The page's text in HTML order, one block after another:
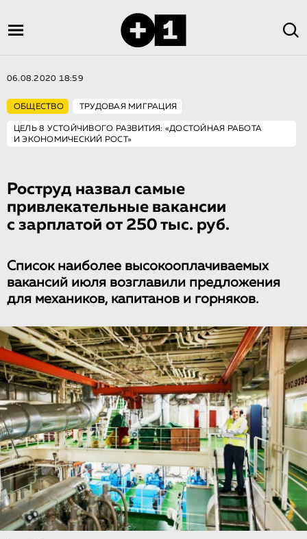
06.08.2020 18:59
ОБЩЕСТВО ТРУДОВАЯ МИГРАЦИЯ
ЦЕЛЬ 8 УСТОЙЧИВОГО РАЗВИТИЯ: «ДОСТОЙНАЯ РАБОТА
И ЭКОНОМИЧЕСКИЙ РОСТ»
Роструд назвал самые
привлекательные вакансии
с зарплатой от 250 тыс. руб.
Список наиболее высокооплачиваемых
вакансий июля возглавили предложения
для механиков, капитанов и горняков.